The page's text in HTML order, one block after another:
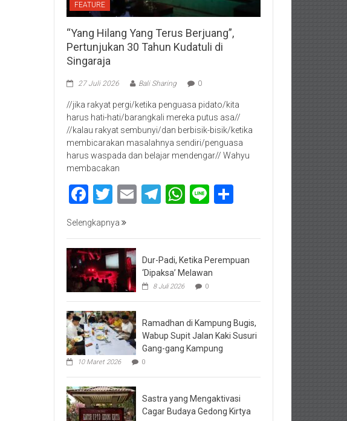
FEATURE
“Yang Hilang Yang Terus Berjuang”,
Pertunjukan 30 Tahun Kudatuli di
Singaraja
27 Juli 2026 Bali Sharing 0
//jika rakyat pergi/ketika penguasa pidato/kita
harus hati-hati/barangkali mereka putus asa//
//kalau rakyat sembunyi/dan berbisik-bisik/ketika
membicarakan masalahnya sendiri/penguasa
harus waspada dan belajar mendengar// Wahyu
membacakan
Facebook
Twitter
EmailTelegram
WhatsApp
Line
Selengkapnya
Dur-Padi, Ketika Perempuan
‘Dipaksa’ Melawan
8 Juli 2026 0
Ramadhan di Kampung Bugis,
Wabup Supit Jalan Kaki Susuri
Gang-gang Kampung
10 Maret 2026 0
Sastra yang Mengaktivasi
Cagar Budaya Gedong Kirtya